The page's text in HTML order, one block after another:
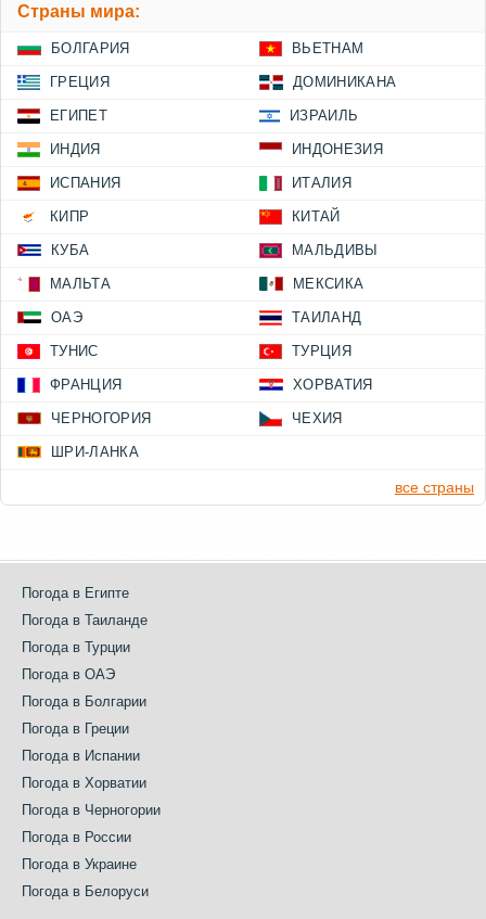
Страны мира:
БОЛГАРИЯ ВЬЕТНАМ
ГРЕЦИЯ ДОМИНИКАНА
ЕГИПЕТ ИЗРАИЛЬ
ИНДИЯ ИНДОНЕЗИЯ
ИСПАНИЯ ИТАЛИЯ
КИПР КИТАЙ
КУБА МАЛЬДИВЫ
МАЛЬТА МЕКСИКА
ОАЭ ТАИЛАНД
ТУНИС ТУРЦИЯ
ФРАНЦИЯ ХОРВАТИЯ
ЧЕРНОГОРИЯ ЧЕХИЯ
ШРИ-ЛАНКА
все страны
Погода в Египте
Погода в Таиланде
Погода в Турции
Погода в ОАЭ
Погода в Болгарии
Погода в Греции
Погода в Испании
Погода в Хорватии
Погода в Черногории
Погода в России
Погода в Украине
Погода в Белоруси